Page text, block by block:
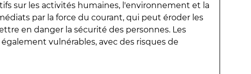
sur les activités humaines, l'environnement et la
par la force du courant, qui peut éroder les
en danger la sécurité des personnes. Les
vulnérables, avec des risques de